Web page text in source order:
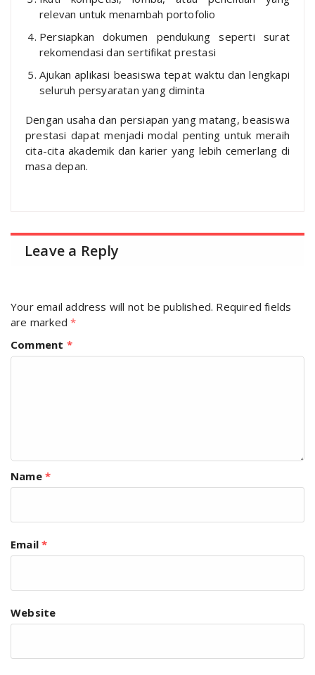
relevan untuk menambah portofolio
Persiapkan dokumen pendukung seperti surat
rekomendasi dan sertifikat prestasi
Ajukan aplikasi beasiswa tepat waktu dan lengkapi
seluruh persyaratan yang diminta
Dengan usaha dan persiapan yang matang, beasiswa
prestasi dapat menjadi modal penting untuk meraih
cita-cita akademik dan karier yang lebih cemerlang di
masa depan.
Leave a Reply
Your email address will not be published. Required fields
are marked*
Comment *
Name *
Email*
Website